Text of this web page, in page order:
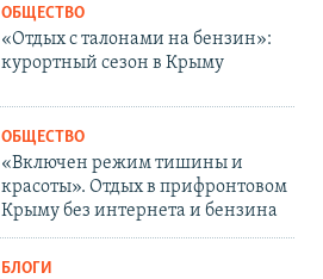
ОБЩЕСТВО
«Отдых с талонами на бензин»:
курортный сезон в Крыму
ОБЩЕСТВО
«Включен режим тишины и
красоты». Отдых в прифронтовом
Крыму без интернета и бензина
БЛОГИ